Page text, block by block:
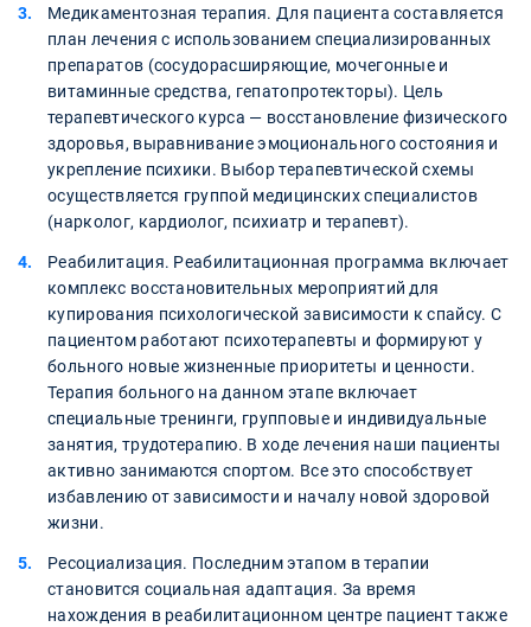
Медикаментозная терапия. Для пациента составляется
план лечения с использованием специализированных
препаратов (сосудорасширяющие, мочегонные и
витаминные средства, гепатопротекторы). Цель
терапевтического курса — восстановление физического
здоровья, выравнивание эмоционального состояния и
укрепление психики. Выбор терапевтической схемы
осуществляется группой медицинских специалистов
(нарколог, кардиолог, психиатр и терапевт).
Реабилитация. Реабилитационная программа включает
комплекс восстановительных мероприятий для
купирования психологической зависимости к спайсу. С
пациентом работают психотерапевты и формируют у
больного новые жизненные приоритеты и ценности.
Терапия больного на данном этапе включает
специальные тренинги, групповые и индивидуальные
занятия, трудотерапию. В ходе лечения наши пациенты
активно занимаются спортом. Все это способствует
избавлению от зависимости и началу новой здоровой
жизни.
Ресоциализация. Последним этапом в терапии
становится социальная адаптация. За время
нахождения в реабилитационном центре пациент также